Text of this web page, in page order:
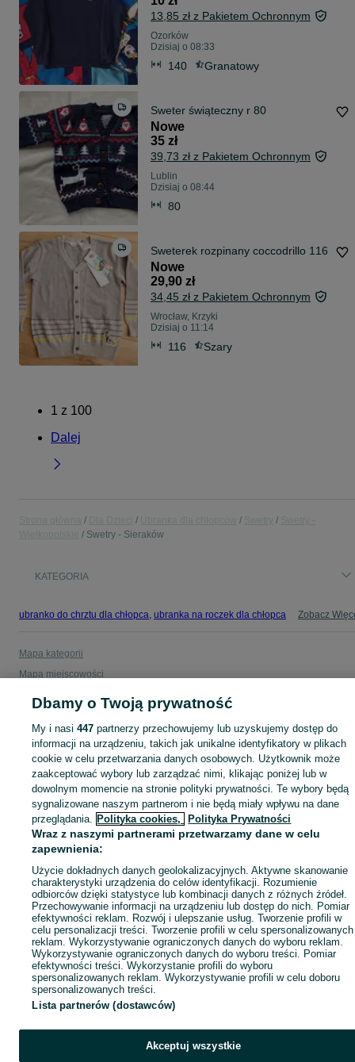
13,85 zł z Pakietem Ochronnym
Ozorków
Dzisiaj o 08:33
140 Granatowy
Sweter świąteczny r 80
Nowe
35 zł
39,73 zł z Pakietem Ochronnym
Lublin
Dzisiaj o 08:44
80
Sweterek rozpinany coccodrillo 116
Nowe
29,90 zł
34,45 zł z Pakietem Ochronnym
Wrocław, Krzyki
Dzisiaj o 11:14
116 Szary
1 z 100
Dalej
Swetry - Sieraków
KATEGORIA
ubranko do chrztu dla chłopca, ubranka na roczek dla chłopca Zobacz
Mapa kategorii
Mapa miejscowości
Mapa ministron
Dbamy o Twoją prywatność
My i nasi447 partnerzy przechowujemy lub uzyskujemy dostęp do
informacji na urządzeniu, takich jak unikalne identyfikatory w plikach
cookie w celu przetwarzania danych osobowych. Użytkownik może
zaakceptować wybory lub zarządzać nimi, klikając poniżej lub w
dowolnym momencie na stronie polityki prywatności. Te wybory będą
sygnalizowane naszym partnerom i nie będą miały wpływu na dane
przeglądania. Polityka cookies, Polityka Prywatności
Wraz z naszymi partnerami przetwarzamy dane w celu
zapewnienia:
Użycie dokładnych danych geolokalizacyjnych. Aktywne skanowanie
charakterystyki urządzenia do celów identyfikacji. Rozumienie
odbiorców dzięki statystyce lub kombinacji danych z różnych źródeł.
Przechowywanie informacji na urządzeniu lub dostęp do nich. Pomiar
efektywności reklam. Rozwój i ulepszanie usług. Tworzenie profili w
celu personalizacji treści. Tworzenie profili w celu spersonalizowanych
reklam. Wykorzystywanie ograniczonych danych do wyboru reklam.
Wykorzystywanie ograniczonych danych do wyboru treści. Pomiar
efektywności treści. Wykorzystanie profili do wyboru
spersonalizowanych reklam. Wykorzystywanie profili w celu doboru
spersonalizowanych treści.
Lista partnerów (dostawców)
Akceptuj wszystkie